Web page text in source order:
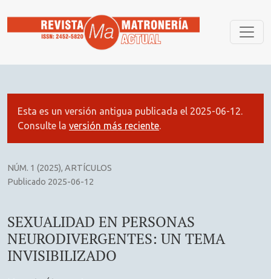
Esta es un versión antigua publicada el 2025-06-12.
Consulte la versión más reciente.
NÚM. 1 (2025), ARTÍCULOS
SEXUALIDAD EN PERSONAS
NEURODIVERGENTES: UN TEMA
INVISIBILIZADO
Publicado 2025-06-12